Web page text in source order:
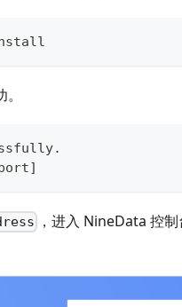
，进入 NineData 控